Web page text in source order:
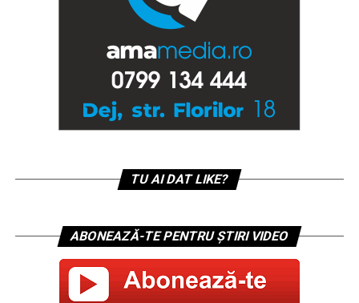
TU AI DAT LIKE?
ABONEAZĂ-TE PENTRU ȘTIRI VIDEO